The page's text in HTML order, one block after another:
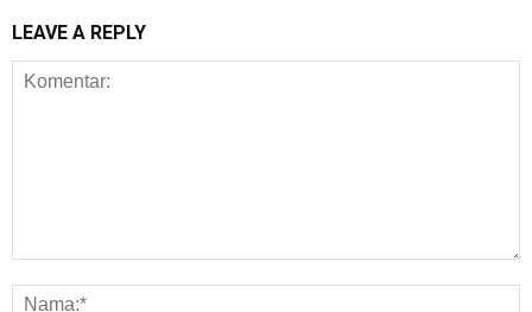
LEAVE A REPLY